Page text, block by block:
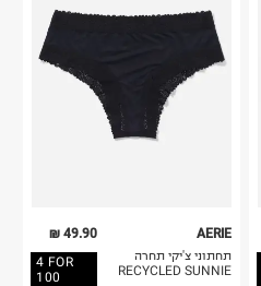
49.90 ₪
4 FOR
100
AERIE
תחתוני צ'יקי תחרה
RECYCLED SUNNIE